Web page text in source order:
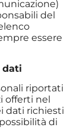
del
essere
dati
riportati
offerti nel
dati richiesti
di